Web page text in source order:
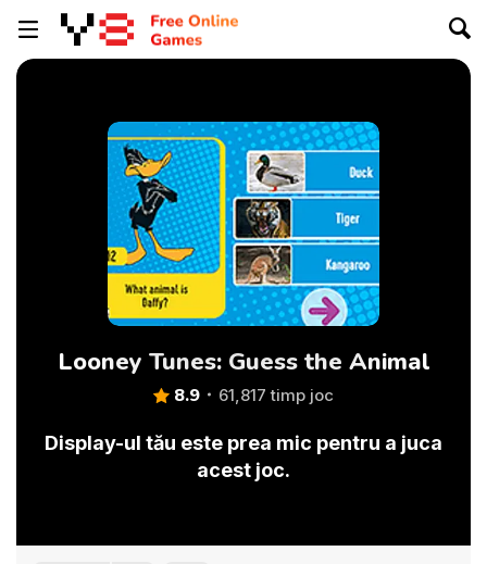
Looney Tunes: Guess the Animal
8.9 61,817 timp joc
Display-ul tău este prea mic pentru a juca
acest joc.